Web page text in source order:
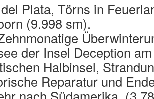
Plata, Törns in
(9.998 sm).
der Insel Deception
Halbinsel,
Reparatur und